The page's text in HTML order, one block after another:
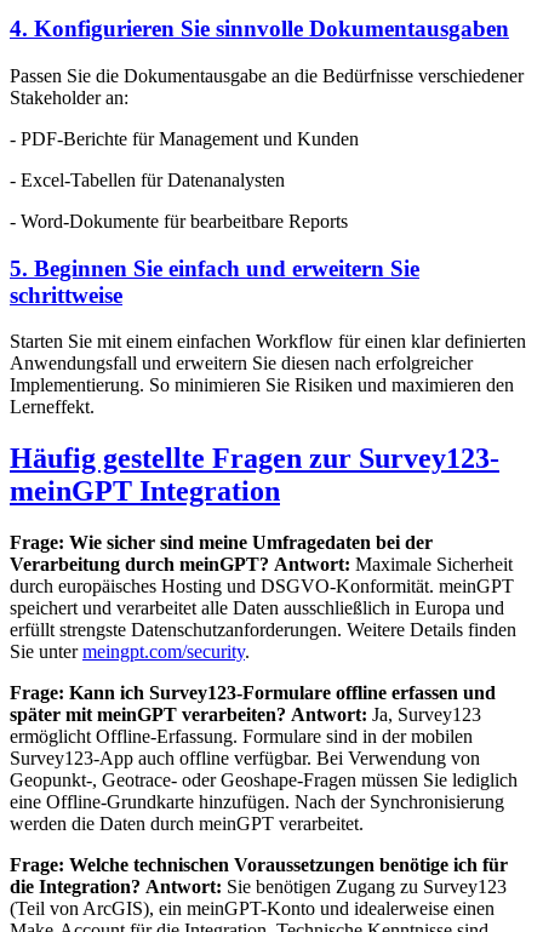
4. Konfigurieren Sie sinnvolle Dokumentausgaben
Passen Sie die Dokumentausgabe an die Bedürfnisse verschiedener
Stakeholder an:
- PDF-Berichte für Management und Kunden
- Excel-Tabellen für Datenanalysten
- Word-Dokumente für bearbeitbare Reports
5. Beginnen Sie einfach und erweitern Sie
schrittweise
Starten Sie mit einem einfachen Workflow für einen klar definierten
Anwendungsfall und erweitern Sie diesen nach erfolgreicher
Implementierung. So minimieren Sie Risiken und maximieren den
Lerneffekt.
Häufig gestellte Fragen zur Survey123-
meinGPT Integration
Frage: Wie sicher sind meine Umfragedaten bei der
Verarbeitung durch meinGPT? Antwort: Maximale Sicherheit
durch europäisches Hosting und DSGVO-Konformität. meinGPT
speichert und verarbeitet alle Daten ausschließlich in Europa und
erfüllt strengste Datenschutzanforderungen. Weitere Details finden
Sie untermeingpt.com/security.
Frage: Kann ich Survey123-Formulare offline erfassen und
später mit meinGPT verarbeiten? Antwort: Ja, Survey123
ermöglicht Offline-Erfassung. Formulare sind in der mobilen
Survey123-App auch offline verfügbar. Bei Verwendung von
Geopunkt-, Geotrace- oder Geoshape-Fragen müssen Sie lediglich
eine Offline-Grundkarte hinzufügen. Nach der Synchronisierung
werden die Daten durch meinGPT verarbeitet.
Frage: Welche technischen Voraussetzungen benötige ich für
die Integration? Antwort: Sie benötigen Zugang zu Survey123
(Teil von ArcGIS), ein meinGPT-Konto und idealerweise einen